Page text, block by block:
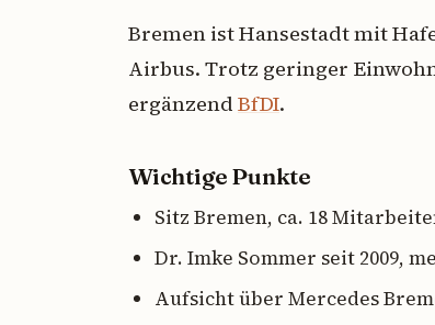
Bremen ist Hansestadt mit
Airbus. Trotz geringer
ergänzend BfDI.
Wichtige Punkte
Sitz Bremen, ca. 18
Dr. Imke Sommer seit 2009,
Aufsicht über Mercedes